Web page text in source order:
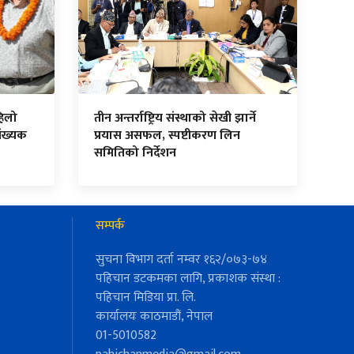
तीन अन्तर्राष्ट्रिय संस्थाको सेखी झार्ने
प्रयास असफल, स्पष्टीकरण लिन
समितिको निर्देशन
सम्पर्क
सुचना विभाग दर्ता नम्वर १६२/०७३-७४
पहिचान डटकमका लागि, प्रकाशक संस्था :
पहिचान मिडिया प्रा. लि.
कार्यालयः काठमाडौं, नेपाल
01-5010582